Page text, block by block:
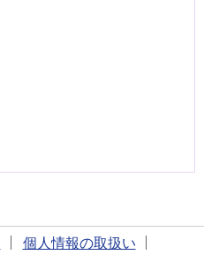
個人情報の取扱い